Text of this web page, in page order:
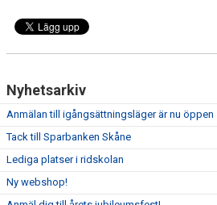
ANLÄGGNING
KONTAKT
BLI SPONSOR!
Nyhetsarkiv
Anmälan till igångsättningsläger är nu öppen
Tack till Sparbanken Skåne
Lediga platser i ridskolan
Ny webshop!